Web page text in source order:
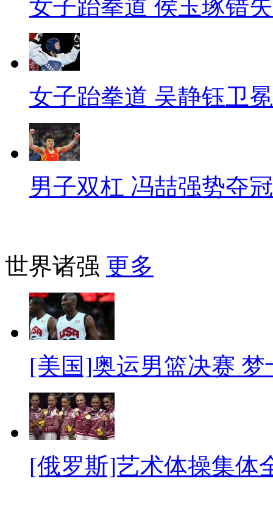
女子跆拳道 侯玉琢错
女子跆拳道 吴静钰卫冕
男子双杠 冯喆强势夺冠
世界诸强 更多
[美国]奥运男篮决赛
[俄罗斯]艺术体操集体